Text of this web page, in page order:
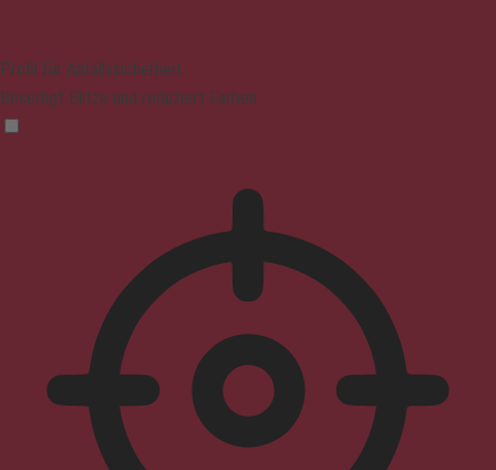
Profil für Anfallssicherheit
Beseitigt Blitze und reduziert Farben